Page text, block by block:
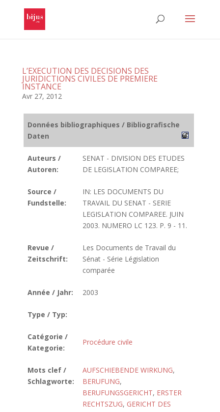
L’EXECUTION DES DECISIONS DES
JURIDICTIONS CIVILES DE PREMIERE
INSTANCE
Avr 27, 2012
Données bibliographiques / Bibliografische
Daten
Auteurs /
Autoren:
SENAT - DIVISION DES ETUDES
DE LEGISLATION COMPAREE;
Source /
Fundstelle:
IN: LES DOCUMENTS DU
TRAVAIL DU SENAT - SERIE
LEGISLATION COMPAREE. JUIN
2003. NUMERO LC 123. P. 9 - 11.
Revue /
Zeitschrift:
Les Documents de Travail du
Sénat - Série Législation
comparée
Année / Jahr: 2003
Type / Typ:
Catégorie /
Kategorie:
Procédure civile
Mots clef /
Schlagworte:
AUFSCHIEBENDE WIRKUNG,
BERUFUNG,
BERUFUNGSGERICHT, ERSTER
RECHTSZUG, GERICHT DES